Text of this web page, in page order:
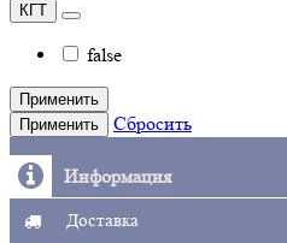
КГТ
false
Применить
Применить
Сбросить
Информация
Доставка